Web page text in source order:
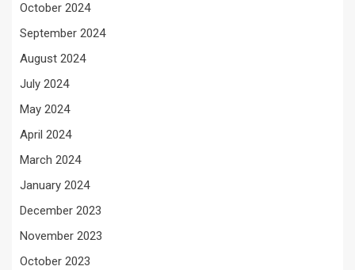
October 2024
September 2024
August 2024
July 2024
May 2024
April 2024
March 2024
January 2024
December 2023
November 2023
October 2023